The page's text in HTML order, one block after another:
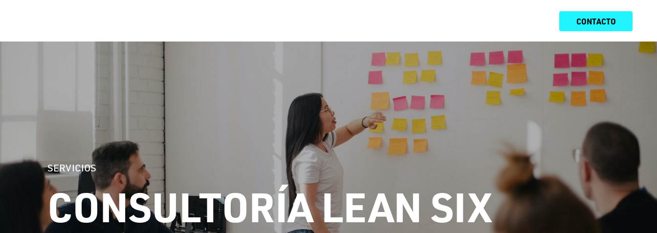
CONTACTO
SERVICIOS
CONSULTORÍA LEAN SIX